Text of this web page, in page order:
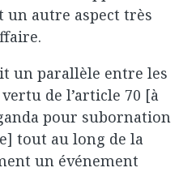
un autre aspect très
un parallèle entre les
de l’article 70 [à
pour subornation
tout au long de la
un événement